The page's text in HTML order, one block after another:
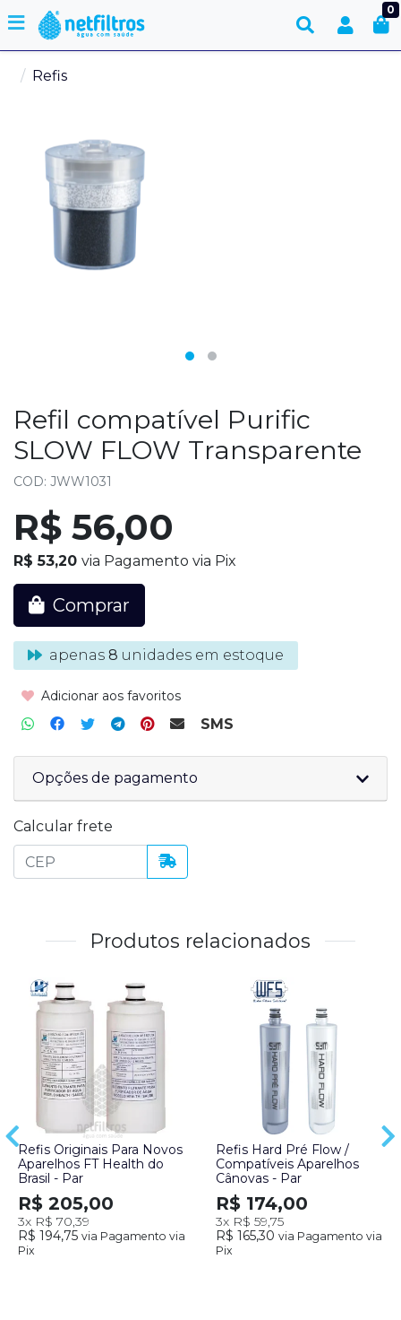
0
Refis
Refil compatível Purific
SLOW FLOW Transparente
COD: JWW1031
R$ 56,00
R$ 53,20 via Pagamento via Pix
Comprar
apenas 8 unidades em estoque
Adicionar aos favoritos
SMS
Opções de pagamento
Calcular frete
Produtos relacionados
Refis Originais Para Novos
Aparelhos FT Health do
Brasil - Par
R$ 205,00
3x R$ 70,39
R$ 194,75 via Pagamento via
Pix
Refis Hard Pré Flow /
Compatíveis Aparelhos
Cânovas - Par
R$ 174,00
3x R$ 59,75
R$ 165,30 via Pagamento via
Pix